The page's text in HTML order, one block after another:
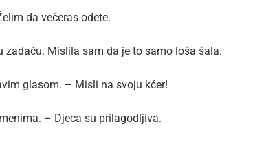
da večeras odete.
Mislila sam da je to samo loša šala.
glasom. – Misli na svoju kćer!
– Djeca su prilagodljiva.